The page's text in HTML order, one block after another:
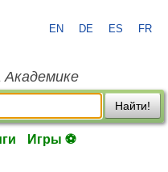
EN DE ES FR
Академике
Найти!
Игры ⚽